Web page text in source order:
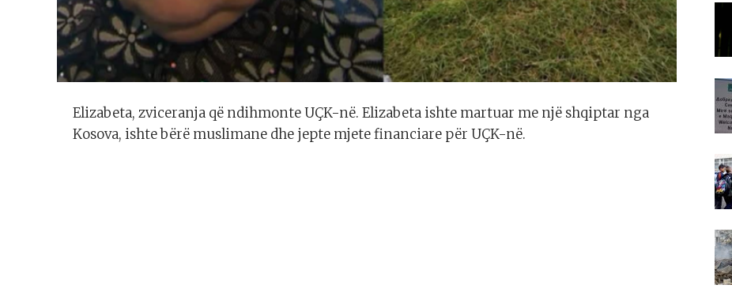
Elizabeta, zviceranja që ndihmonte UÇK-në. Elizabeta ishte martuar me një shqiptar nga
Kosova, ishte bërë muslimane dhe jepte mjete financiare për UÇK-në.